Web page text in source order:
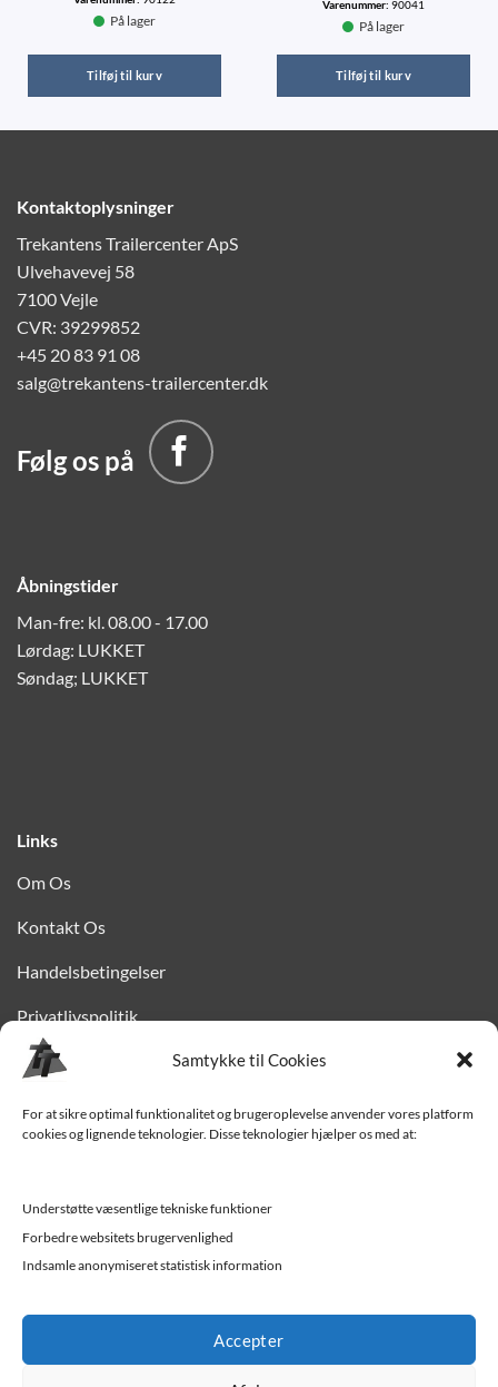
Samtykke til Cookies
For at sikre optimal funktionalitet og brugeroplevelse anvender vores platform
cookies og lignende teknologier. Disse teknologier hjælper os med at:
Understøtte væsentlige tekniske funktioner
Forbedre websitets brugervenlighed
Indsamle anonymiseret statistisk information
Accepter
På lager
Tilføj til kurv
Varenummer: 90041
På lager
Tilføj til kurv
Kontaktoplysninger
Trekantens Trailercenter ApS
Ulvehavevej 58
7100 Vejle
CVR: 39299852
+45 20 83 91 08
salg@trekantens-trailercenter.dk
Følg os på
Åbningstider
Man-fre: kl. 08.00 - 17.00
Lørdag: LUKKET
Søndag; LUKKET
Links
Om Os
Kontakt Os
Handelsbetingelser
Privatlivspolitik
Finansiering
Levering til Sjælland
Værksted